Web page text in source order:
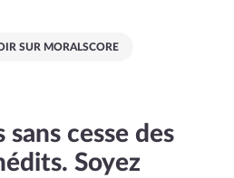
SUR MORALSCORE
cesse des
Soyez